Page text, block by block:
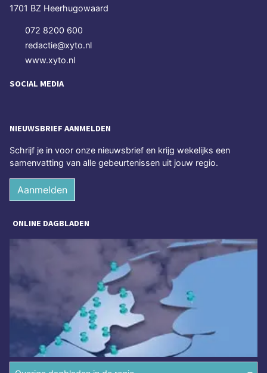
1701 BZ Heerhugowaard
072 8200 600
redactie@xyto.nl
www.xyto.nl
SOCIAL MEDIA
NIEUWSBRIEF AANMELDEN
Schrijf je in voor onze nieuwsbrief en krijg wekelijks een
samenvatting van alle gebeurtenissen uit jouw regio.
Aanmelden
ONLINE DAGBLADEN